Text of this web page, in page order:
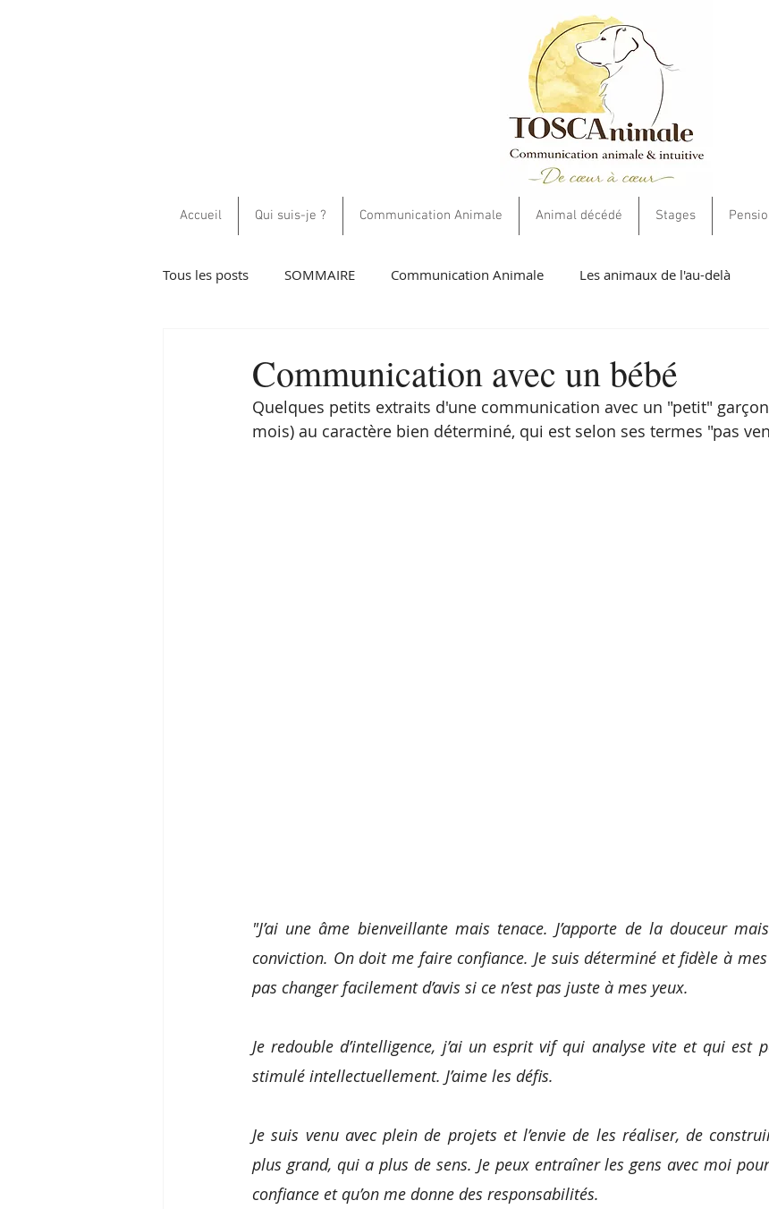
Accueil Qui suis-je ? Communication Animale Animal décédé Stages
Tous les posts SOMMAIRE Communication Animale Les animaux de l'au-delà
Communication avec un bébé
Quelques petits extraits d'une communication avec un "petit"
mois) au caractère bien déterminé, qui est selon ses termes "pas
"J’ai une âme bienveillante mais tenace. J’apporte de la douceur
conviction. On doit me faire confiance. Je suis déterminé et fidèle à
pas changer facilement d’avis si ce n’est pas juste à mes yeux.
Je redouble d’intelligence, j’ai un esprit vif qui analyse vite et qui est
stimulé intellectuellement. J’aime les défis.
Je suis venu avec plein de projets et l’envie de les réaliser, de
plus grand, qui a plus de sens. Je peux entraîner les gens avec moi
confiance et qu’on me donne des responsabilités.